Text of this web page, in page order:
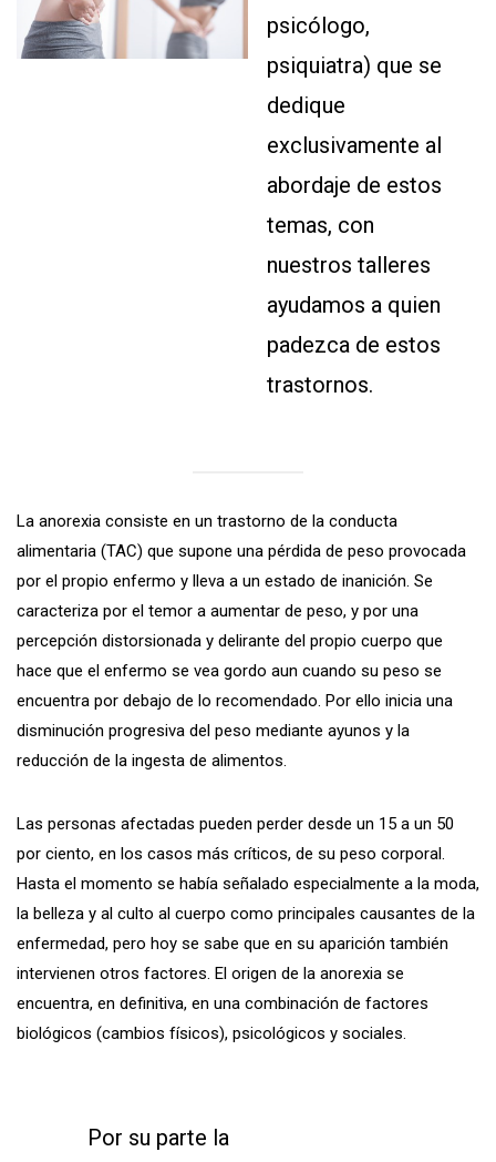
psicólogo,
psiquiatra) que se
dedique
exclusivamente al
abordaje de estos
temas, con
nuestros talleres
ayudamos a quien
padezca de estos
trastornos.
La anorexia consiste en un trastorno de la conducta
alimentaria (TAC) que supone una pérdida de peso provocada
por el propio enfermo y lleva a un estado de inanición. Se
caracteriza por el temor a aumentar de peso, y por una
percepción distorsionada y delirante del propio cuerpo que
hace que el enfermo se vea gordo aun cuando su peso se
encuentra por debajo de lo recomendado. Por ello inicia una
disminución progresiva del peso mediante ayunos y la
reducción de la ingesta de alimentos.
Las personas afectadas pueden perder desde un 15 a un 50
por ciento, en los casos más críticos, de su peso corporal.
Hasta el momento se había señalado especialmente a la moda,
la belleza y al culto al cuerpo como principales causantes de la
enfermedad, pero hoy se sabe que en su aparición también
intervienen otros factores. El origen de la anorexia se
encuentra, en definitiva, en una combinación de factores
biológicos (cambios físicos), psicológicos y sociales.
Por su parte la